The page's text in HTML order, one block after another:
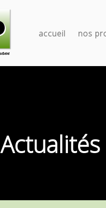
accueil nos
Actualités